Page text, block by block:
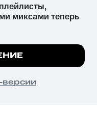
вред здоровью,
установленную
все
миксами теперь
версии